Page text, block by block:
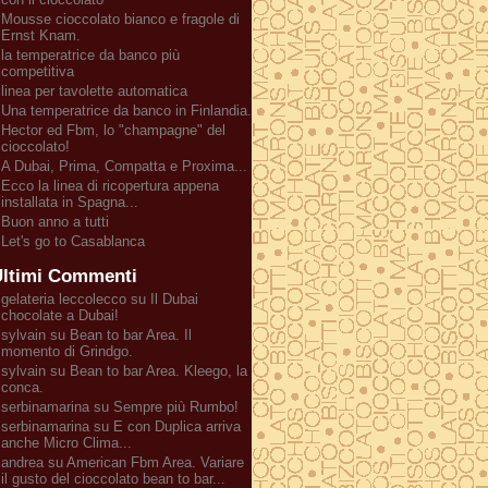
Mousse cioccolato bianco e fragole di
Ernst Knam.
la temperatrice da banco più
competitiva
linea per tavolette automatica
Una temperatrice da banco in Finlandia.
Hector ed Fbm, lo "champagne" del
cioccolato!
A Dubai, Prima, Compatta e Proxima...
Ecco la linea di ricopertura appena
installata in Spagna...
Buon anno a tutti
Let's go to Casablanca
Commenti
gelateria leccolecco su Il Dubai
chocolate a Dubai!
sylvain su Bean to bar Area. Il
momento di Grindgo.
sylvain su Bean to bar Area. Kleego, la
conca.
serbinamarina su Sempre più Rumbo!
serbinamarina su E con Duplica arriva
anche Micro Clima...
andrea su American Fbm Area. Variare
il gusto del cioccolato bean to bar...